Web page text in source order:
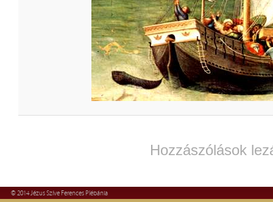
Hozzászólások
© 2014 Jézus Szíve Ferences Plébánia